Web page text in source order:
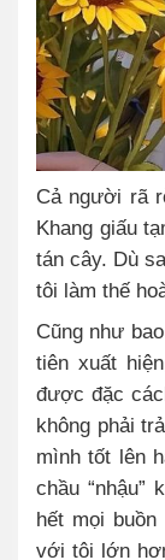
Cả người rã
Khang giấu
tán cây. Dù
tôi làm thế
Cũng như
tiên xuất
được đặc
không phải
mình tốt lên
chầu “nhậu”
hết mọi
với tôi lớn